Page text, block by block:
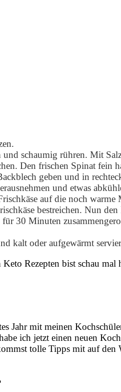
und schaumig rühren. Mit
Den frischen Spinat fein
geben und in
und etwas
auf die noch warme
bestreichen. Nun
für 30 Minuten
kalt oder aufgewärmt
Rezepten bist schau mal
Jahr mit meinen
ich jetzt einen neuen
tolle Tipps mit auf den